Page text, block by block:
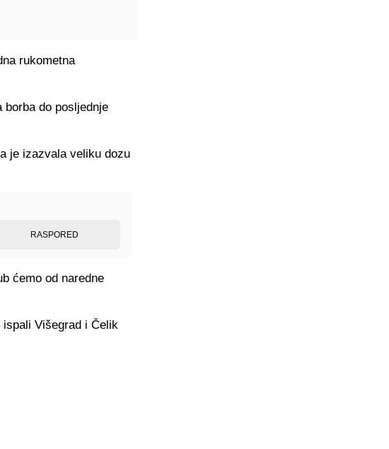
rukometna
do posljednje
je izazvala veliku dozu
RASPORED
ćemo od naredne
Višegrad i Čelik